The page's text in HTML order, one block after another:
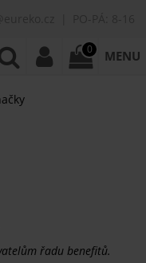
0 MENU
řadu benefitů.